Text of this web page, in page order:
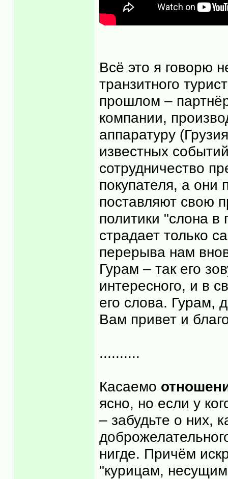
Всё это я говорю
транзитного
прошлом –
компании,
аппаратуру
известных
сотрудничество
покупателя, а они
поставляют свою
политики "слона в
страдает только
перерыва нам
Гурам – так его
интересного, и в
его слова. Гурам,
Вам привет и
..........
Касаемо
ясно, но если у
– забудьте о них,
нигде. Причём
"курицам,